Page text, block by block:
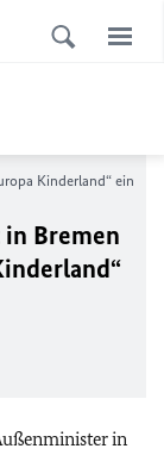
Kinderland“ ein
Bremen
in